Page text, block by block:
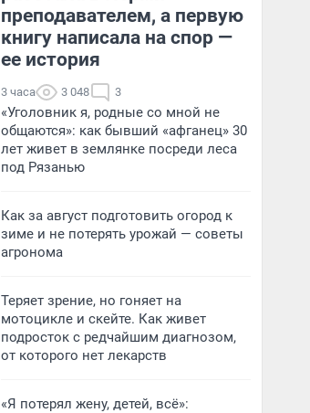
преподавателем, а первую
книгу написала на спор —
ее история
3 часа 3 048 3
«Уголовник я, родные со мной не
общаются»: как бывший «афганец» 30
лет живет в землянке посреди леса
под Рязанью
Как за август подготовить огород к
зиме и не потерять урожай — советы
агронома
Теряет зрение, но гоняет на
мотоцикле и скейте. Как живет
подросток с редчайшим диагнозом,
от которого нет лекарств
«Я потерял жену, детей, всё»: